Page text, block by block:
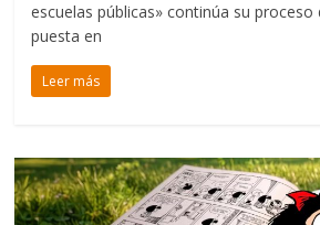
escuelas públicas» continúa su
puesta en
Leer más